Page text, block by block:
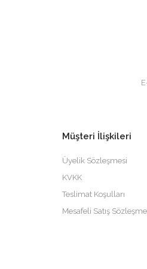
Müşteri İlişkileri
Üyelik Sözleşmesi
KVKK
Teslimat Koşulları
Mesafeli Satış